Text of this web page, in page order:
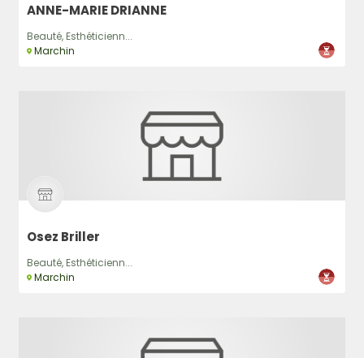
ANNE-MARIE DRIANNE
Beauté, Esthéticienn...
Marchin
Osez Briller
Beauté, Esthéticienn...
Marchin